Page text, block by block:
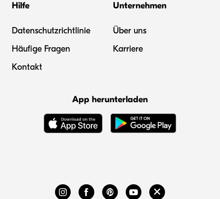
Hilfe
Datenschutzrichtlinie
Häufige Fragen
Kontakt
Unternehmen
Über uns
Karriere
App herunterladen